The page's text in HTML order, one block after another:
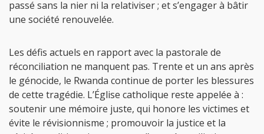
passé sans la nier ni la relativiser ; et s’engager à bâtir
une société renouvelée.
Les défis actuels en rapport avec la pastorale de
réconciliation ne manquent pas. Trente et un ans après
le génocide, le Rwanda continue de porter les blessures
de cette tragédie. L’Église catholique reste appelée à :
soutenir une mémoire juste, qui honore les victimes et
évite le révisionnisme ; promouvoir la justice et la